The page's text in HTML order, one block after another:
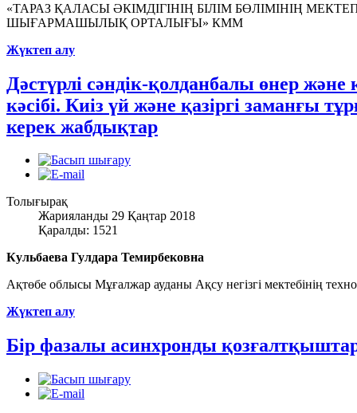
«ТАРАЗ ҚАЛАСЫ ӘКІМДІГІНІҢ БІЛІМ БӨЛІМІНІҢ
ШЫҒАРМАШЫЛЫҚ ОРТАЛЫҒЫ» КММ
Жүктеп алу
Дәстүрлі сәндік-қолданбалы өнер
кәсібі. Киіз үй және қазіргі заманғы
керек жабдықтар
Толығырақ
Жарияланды 29 Қаңтар 2018
Қаралды: 1521
Кульбаева Гулдара Темирбековна
Ақтөбе облысы Мұғалжар ауданы Ақсу негізгі мектебінің
Жүктеп алу
Бір фазалы асинхронды